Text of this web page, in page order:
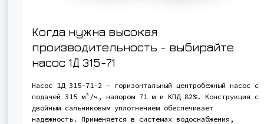
Когда нужна высокая
производительность - выбирайте
насос 1Д 315-71
Насос 1Д 315-71-2 - горизонтальный центробежный насос с
подачей 315 м³/ч, напором 71 м и КПД 82%. Конструкция с
двойным сальниковым уплотнением обеспечивает
надежность. Применяется в системах водоснабжения,